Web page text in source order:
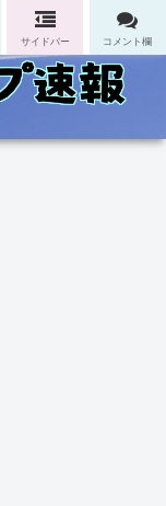
サイドバー コメント欄